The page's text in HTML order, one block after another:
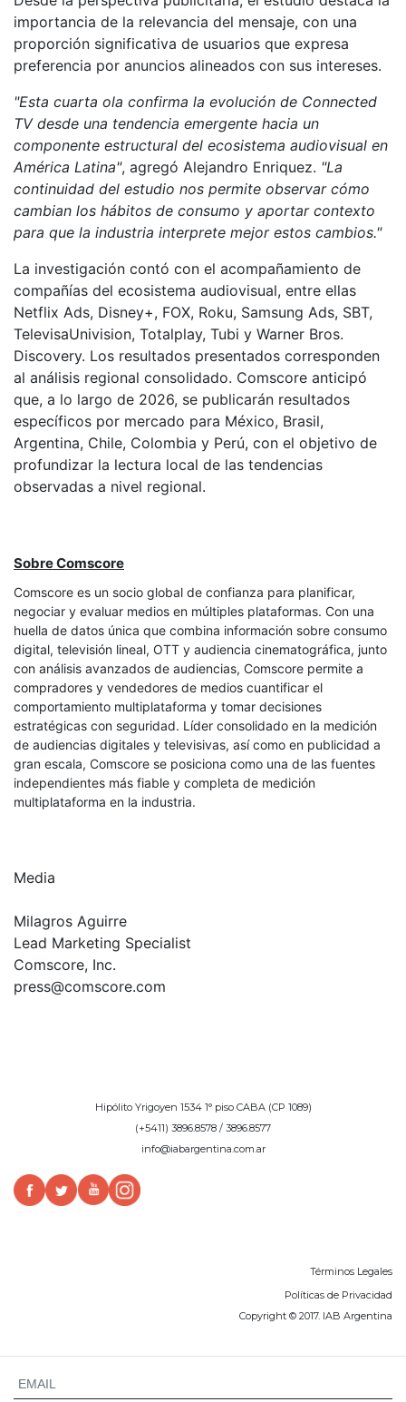
importancia de la relevancia del mensaje, con una
proporción significativa de usuarios que expresa
preferencia por anuncios alineados con sus intereses.
"Esta cuarta ola confirma la evolución de Connected
TV desde una tendencia emergente hacia un
componente estructural del ecosistema audiovisual en
América Latina", agregó Alejandro Enriquez. "La
continuidad del estudio nos permite observar cómo
cambian los hábitos de consumo y aportar contexto
para que la industria interprete mejor estos cambios."
La investigación contó con el acompañamiento de
compañías del ecosistema audiovisual, entre ellas
Netflix Ads, Disney+, FOX, Roku, Samsung Ads, SBT,
TelevisaUnivision, Totalplay, Tubi y Warner Bros.
Discovery. Los resultados presentados corresponden
al análisis regional consolidado. Comscore anticipó
que, a lo largo de 2026, se publicarán resultados
específicos por mercado para México, Brasil,
Argentina, Chile, Colombia y Perú, con el objetivo de
profundizar la lectura local de las tendencias
observadas a nivel regional.
Sobre Comscore
Comscore es un socio global de confianza para planificar,
negociar y evaluar medios en múltiples plataformas. Con una
huella de datos única que combina información sobre consumo
digital, televisión lineal, OTT y audiencia cinematográfica, junto
con análisis avanzados de audiencias, Comscore permite a
compradores y vendedores de medios cuantificar el
comportamiento multiplataforma y tomar decisiones
estratégicas con seguridad. Líder consolidado en la medición
de audiencias digitales y televisivas, así como en publicidad a
gran escala, Comscore se posiciona como una de las fuentes
independientes más fiable y completa de medición
multiplataforma en la industria.
Media
Milagros Aguirre
Lead Marketing Specialist
Comscore, Inc.
press@comscore.com
Hipólito Yrigoyen 1534 1° piso CABA (CP 1089)
(+5411) 3896.8578 / 3896.8577
info@iabargentina.com.ar
Términos Legales
Políticas de Privacidad
Copyright © 2017. IAB Argentina